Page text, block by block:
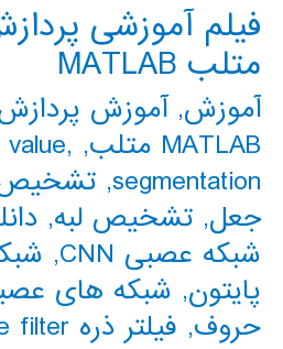
فیلم آموزشی
متلب MATLAB
آموزش,آموزش
MATLAB متلب
,
,
segmentation
, تشخیص
جعل, تشخیص لبه,
شبکه عصبی CNN
,
پایتون, شبکه های
حروف, فیلتر ذره particle filter